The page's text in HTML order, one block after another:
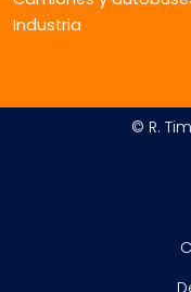
Industria
© R.